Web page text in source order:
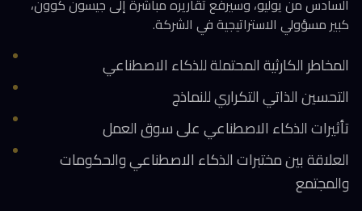
السادس من يوليو، وسيرفع تقاريره مباشرة إلى جيسون كوون،
كبير مسؤولي الاستراتيجية في الشركة.
المخاطر الكارثية المحتملة للذكاء الاصطناعي
التحسين الذاتي التكراري للنماذج
تأثيرات الذكاء الاصطناعي على سوق العمل
العلاقة بين مختبرات الذكاء الاصطناعي والحكومات
والمجتمع